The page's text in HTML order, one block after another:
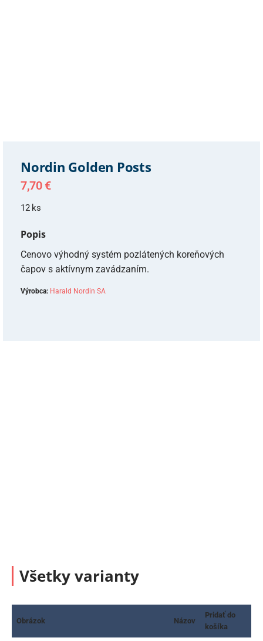
Nordin Golden Posts
7,70 €
12 ks
Popis
Cenovo výhodný systém pozlátených koreňových
čapov s aktívnym zavádzaním.
Výrobca: Harald Nordin SA
Všetky varianty
Obrázok Názov
Pridať do
košíka